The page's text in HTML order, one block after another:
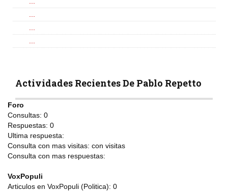
Actividades Recientes De Pablo Repetto
Foro
Consultas: 0
Respuestas: 0
Ultima respuesta:
Consulta con mas visitas: con visitas
Consulta con mas respuestas:
VoxPopuli
Articulos en VoxPopuli (Politica): 0